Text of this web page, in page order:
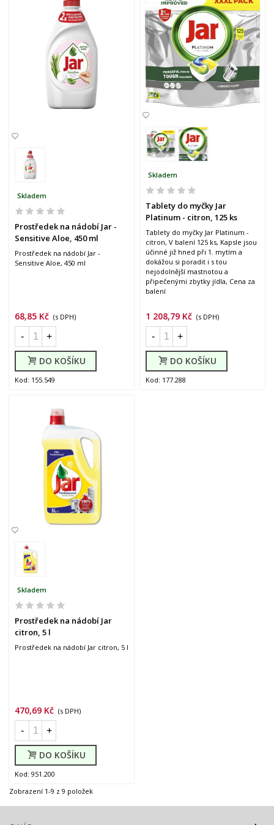
Skladem
Prostředek na nádobí Jar -
Sensitive Aloe, 450 ml
Prostředek na nádobí Jar -
Sensitive Aloe, 450 ml
68,85 Kč (s DPH)
- +
DO KOŠÍKU
Kod: 155.549
Skladem
Tablety do myčky Jar
Platinum - citron, 125 ks
Tablety do myčky Jar Platinum -
citron, V balení 125 ks, Kapsle jsou
účinné již hned při 1. mytím a
dokážou si poradit i s tou
nejodolnější mastnotou a
připečenými zbytky jídla, Cena za
balení
1 208,79 Kč (s DPH)
- +
DO KOŠÍKU
Kod: 177.288
Skladem
Prostředek na nádobí Jar
citron, 5 l
Prostředek na nádobí Jar citron, 5 l
470,69 Kč (s DPH)
- +
DO KOŠÍKU
Kod: 951.200
Zobrazení 1-9 z 9 položek